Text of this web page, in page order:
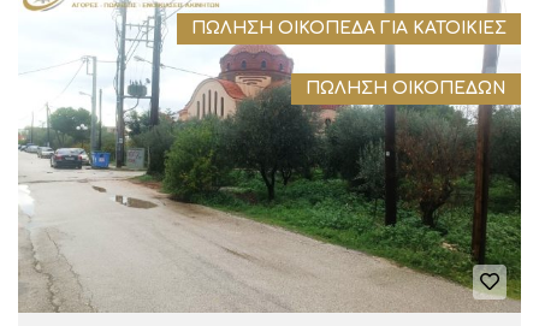
ΠΏΛΗΣΗ ΟΙΚΌΠΕΔΑ ΓΙΑ ΚΑΤΟΙΚΊΕΣ
ΠΏΛΗΣΗ ΟΙΚΟΠΈΔΩΝ